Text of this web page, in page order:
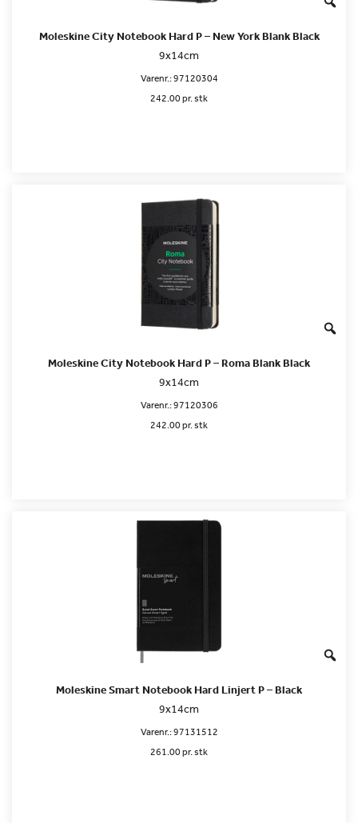
Moleskine City Notebook Hard P – New York Blank Black
9x14cm
Varenr.:97120304
242.00 pr. stk
Moleskine City Notebook Hard P – Roma Blank Black
9x14cm
Varenr.:97120306
242.00 pr. stk
Moleskine Smart Notebook Hard Linjert P – Black
9x14cm
Varenr.:97131512
261.00 pr. stk